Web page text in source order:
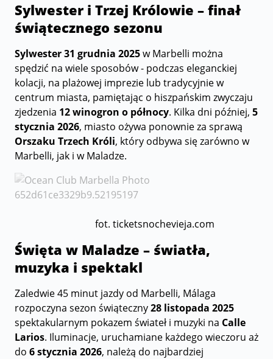
Sylwester i Trzej Królowie – finał
świątecznego sezonu
Sylwester 31 grudnia 2025w Marbelli można
spędzić na wiele sposobów - podczas eleganckiej
kolacji, na plażowej imprezie lub tradycyjnie w
centrum miasta, pamiętając o hiszpańskim zwyczaju
zjedzenia 12 winogron o północy. Kilka dni później, 5
stycznia 2026, miasto ożywa ponownie za sprawą
Orszaku Trzech Króli, który odbywa się zarówno w
Marbelli, jak i w Maladze.
fot. ticketsnochevieja.com
Święta w Maladze – światła,
muzyka i spektakl
Zaledwie 45 minut jazdy od Marbelli, Málaga
rozpoczyna sezon świąteczny28 listopada 2025
spektakularnym pokazem świateł i muzyki na Calle
Larios. Iluminacje, uruchamiane każdego wieczoru aż
do 6 stycznia 2026, należą do najbardziej